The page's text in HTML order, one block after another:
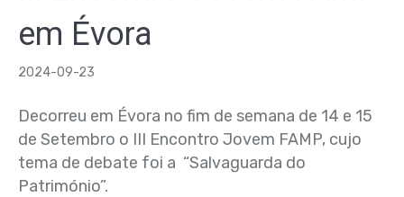
em Évora
2024-09-23
Decorreu em Évora no fim de semana de 14 e 15
de Setembro o III Encontro Jovem FAMP, cujo
tema de debate foi a “Salvaguarda do
Património”.